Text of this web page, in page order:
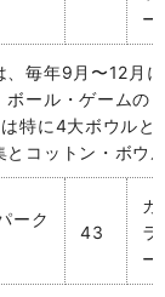
ー
毎年9月〜12月
ール・ゲームの
特に4大ボウル
コットン・ボウ
ーク
43
カ
ラ
ー